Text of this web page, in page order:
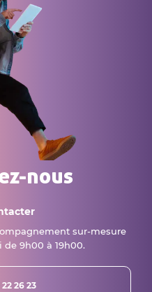
nous
sur-mesure
9h00 à 19h00.
22 26 23